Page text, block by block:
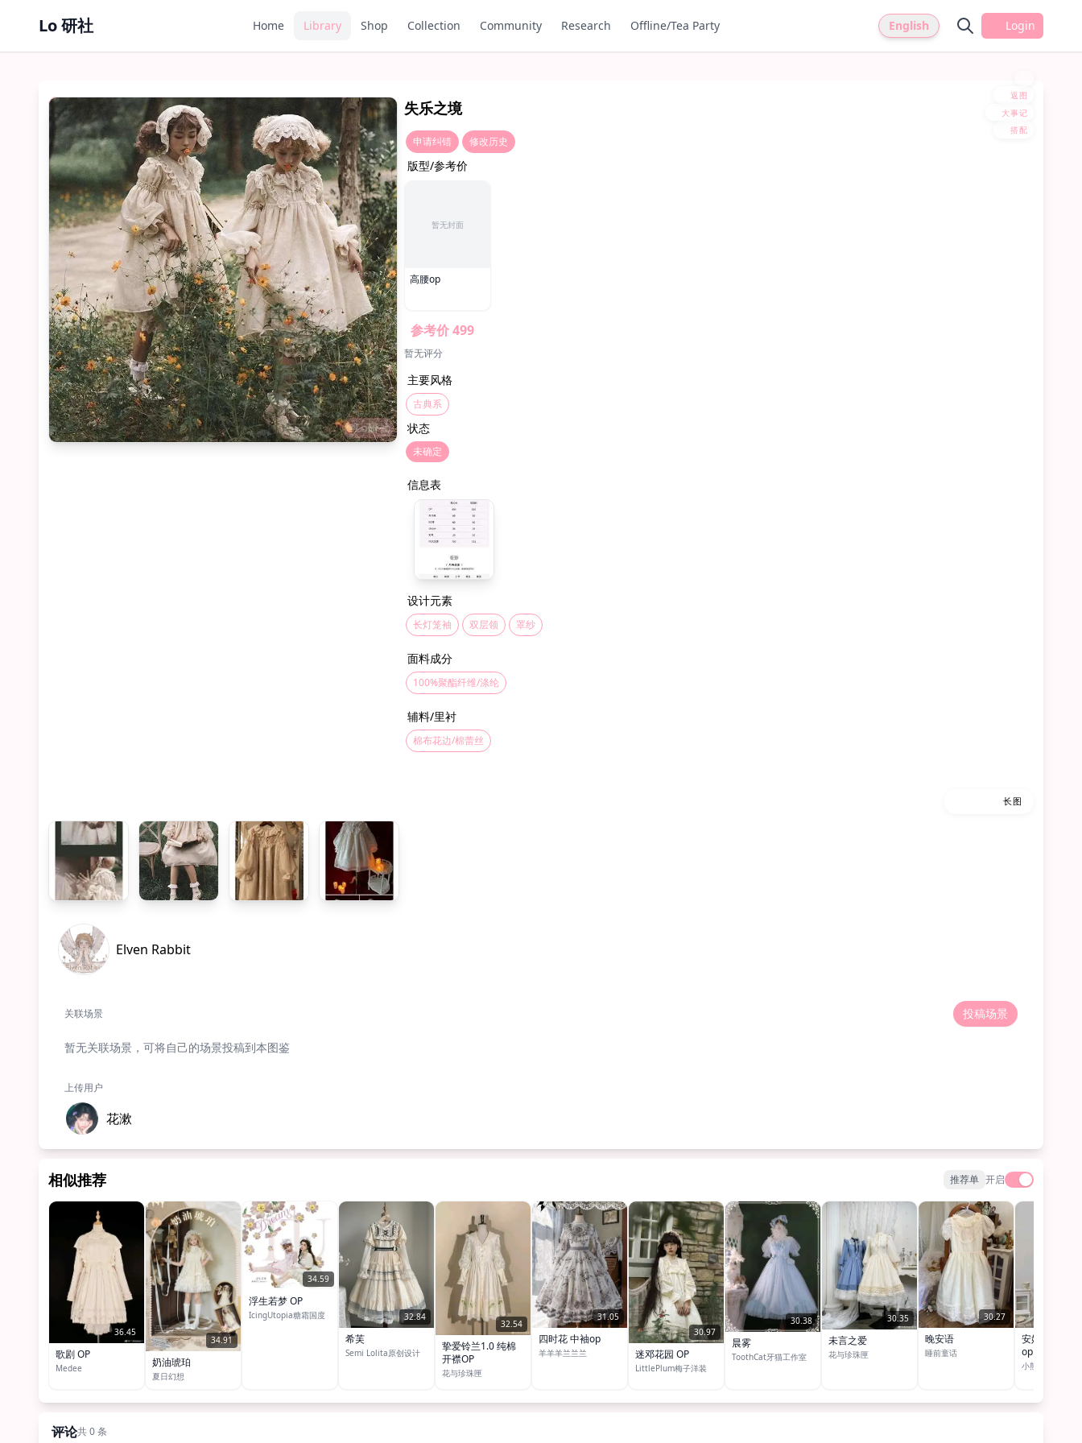
Lo 研社 Home Library Shop Collection Community Research Offline/Tea Party English Login
返图
大事记
搭配
OP 失乐之境
申请纠错 修改历史
版型/参考价
暂无封面
高腰op
参考价 499
暂无评分
主要风格
古典系
状态
未确定
信息表
设计元素
长灯笼袖 双层领 罩纱
面料成分
100%聚酯纤维/涤纶
辅料/里衬
棉布花边/棉蕾丝
长图
Elven Rabbit
关联场景 投稿场景
暂无关联场景，可将自己的场景投稿到本图鉴
上传用户
花漱
相似推荐 推荐单 开启
36.45
歌剧 OP
Medee
34.91
奶油琥珀
夏日幻想
34.59
浮生若梦 OP
IcingUtopia糖霜国度 32.84
希芙
Semi Lolita原创设计
32.54
挚爱铃兰1.0 纯棉
开襟OP
花与珍珠匣
31.05
四时花 中袖op
羊羊羊兰兰兰
30.97
迷邓花园 OP
LittlePlum梅子洋装
30.38
晨雾
ToothCat牙猫工作室
30.35
未言之爱
花与珍珠匣
30.27
晚安语
睡前童话
安妮的
op（op1.5）
评论共 0 条